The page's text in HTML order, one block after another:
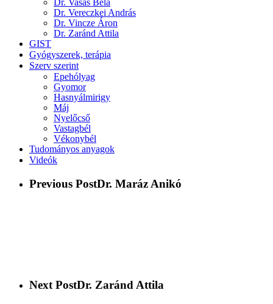
Dr. Vasas Béla
Dr. Vereczkei András
Dr. Vincze Áron
Dr. Zaránd Attila
GIST
Gyógyszerek, terápia
Szerv szerint
Epehólyag
Gyomor
Hasnyálmirigy
Máj
Nyelőcső
Vastagbél
Vékonybél
Tudományos anyagok
Videók
Previous PostDr. Maráz Anikó
Next PostDr. Zaránd Attila